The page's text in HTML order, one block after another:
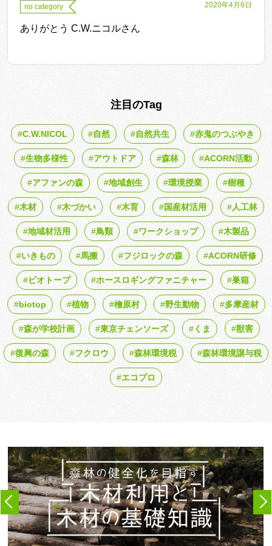
no category 2020年4月6日
ありがとう C.W.ニコルさん
注目のTag
C.W.NICOL 自然 自然共生 赤鬼のつぶやき
生物多様性 アウトドア 森林 ACORN活動
アファンの森 地域創生 環境授業 樹種
木材 木づかい 木育 国産材活用 人工林
地域材活用 鳥類 ワークショップ 木製品
いきもの 馬搬 フジロックの森 ACORN研修
ビオトープ ホースロギングファニチャー 巣箱
biotop 植物 檜原村 野生動物 多摩産材
森が学校計画 東京チェンソーズ くま 獣害
復興の森 フクロウ 森林環境税 森林環境譲与税
エコプロ